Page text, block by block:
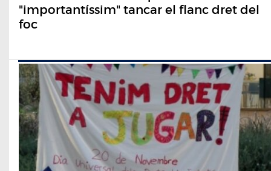
"importantíssim" tancar el flanc dret del
foc